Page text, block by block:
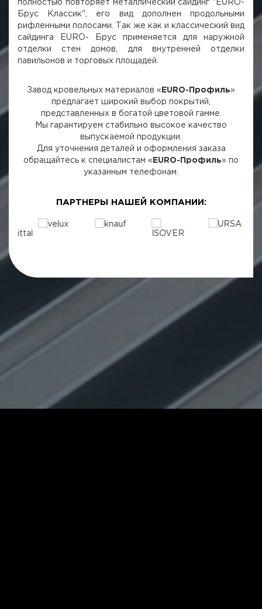
полностью повторяет металлический сайдинг "EURO-
Брус Классик", его вид дополнен продольными
рифленными полосами. Так же как и классический вид
сайдинга EURO- Брус применяется для наружной
отделки стен домов, для внутренней отделки
павильонов и торговых площадей.
Завод кровельных материалов « EURO-Профиль»
предлагает широкий выбор покрытий,
представленных в богатой цветовой гамме.
Мы гарантируем стабильно высокое качество
выпускаемой продукции.
Для уточнения деталей и оформления заказа
обращайтесь к специалистам « EURO-Профиль» по
указанным телефонам.
ПАРТНЕРЫ НАШЕЙ КОМПАНИИ: